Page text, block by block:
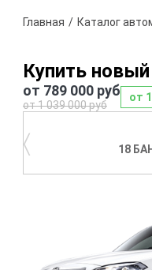
Главная Каталог
Купить
от 789 000 руб
от 1 039 000 руб
от
18
〈